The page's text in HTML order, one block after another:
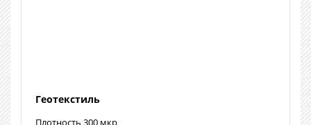
Геотекстиль
Плотность 300 мкр